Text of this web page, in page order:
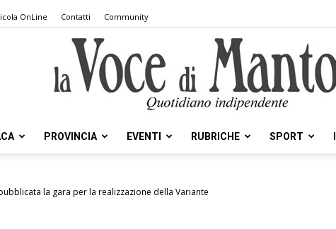
OnLine Contatti Community
PROVINCIA EVENTI RUBRICHE SPORT
la gara per la realizzazione della Variante